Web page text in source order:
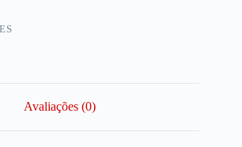
Avaliações (0)